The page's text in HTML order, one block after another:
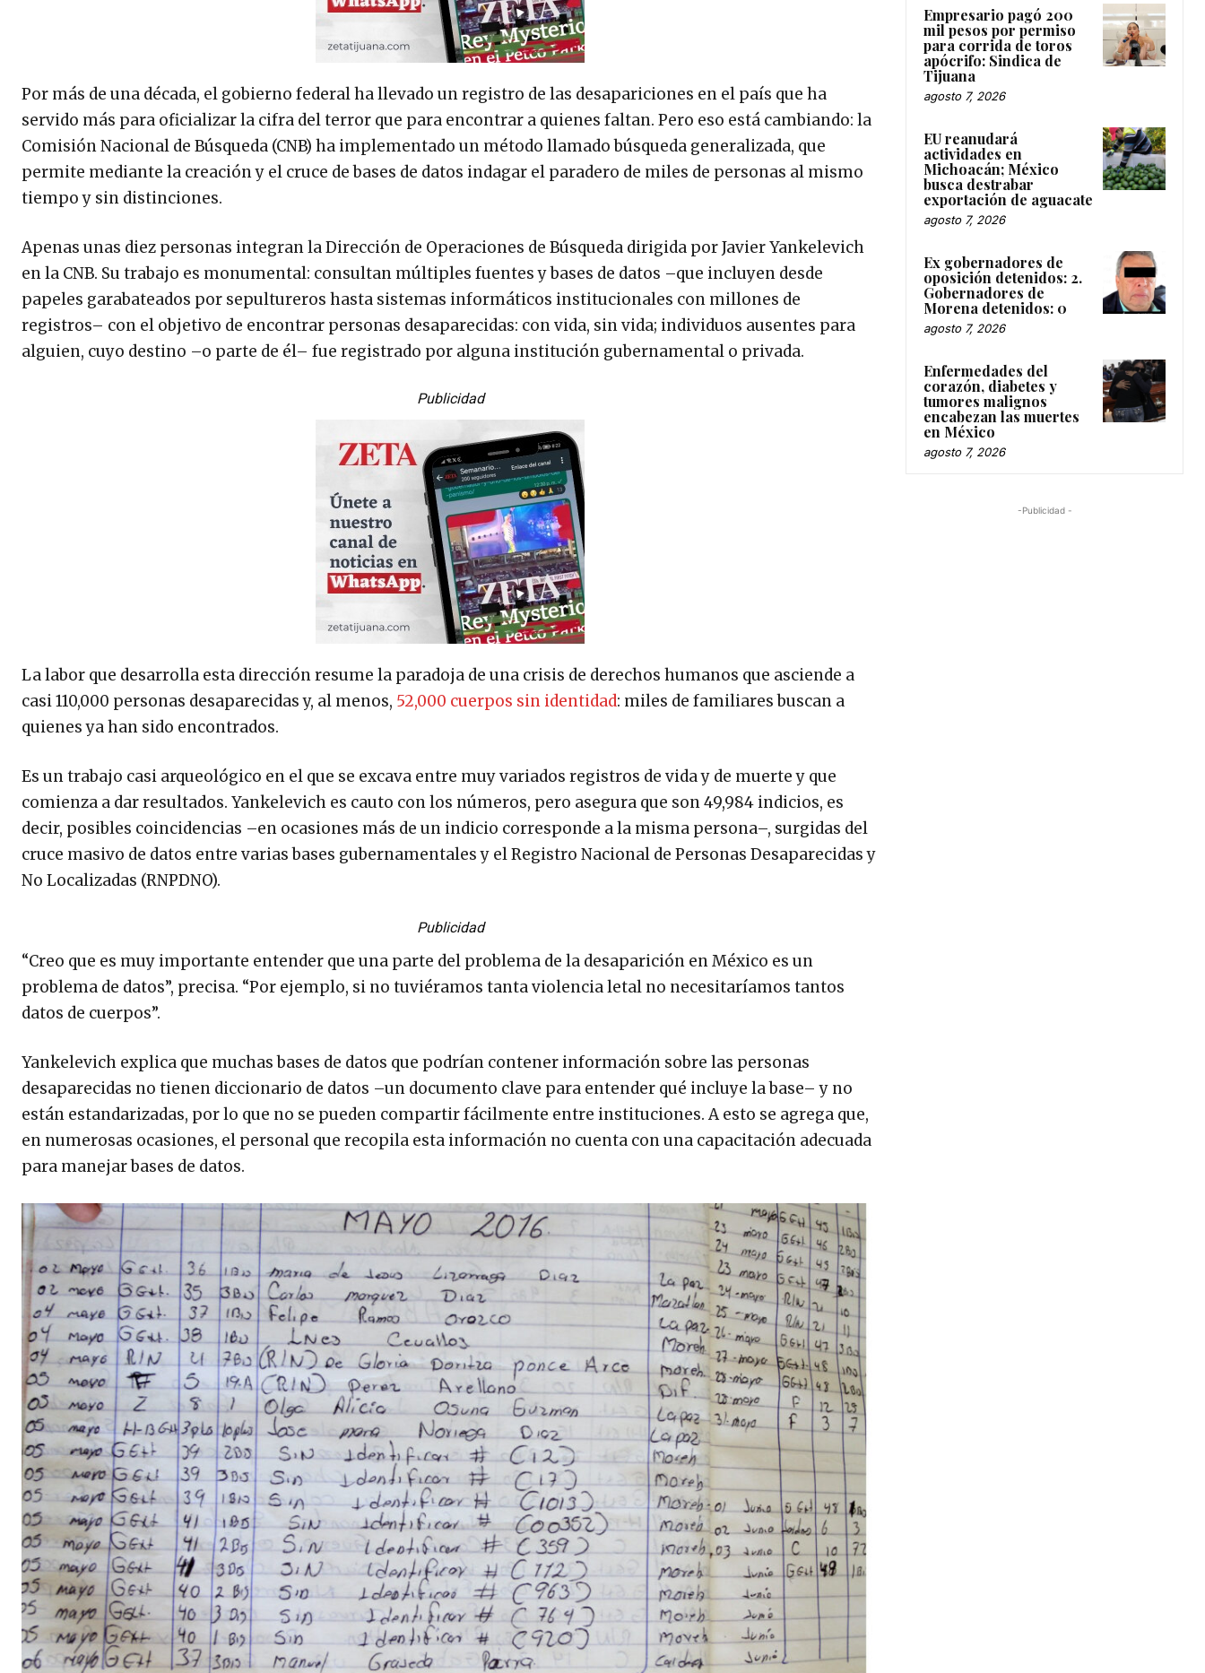
Por más de una década, el gobierno federal ha llevado un registro de las desapariciones en el país que ha
servido más para oficializar la cifra del terror que para encontrar a quienes faltan. Pero eso está cambiando: la
Comisión Nacional de Búsqueda (CNB) ha implementado un método llamado búsqueda generalizada, que
permite mediante la creación y el cruce de bases de datos indagar el paradero de miles de personas al mismo
tiempo y sin distinciones.
Apenas unas diez personas integran la Dirección de Operaciones de Búsqueda dirigida por Javier Yankelevich
en la CNB. Su trabajo es monumental: consultan múltiples fuentes y bases de datos –que incluyen desde
papeles garabateados por sepultureros hasta sistemas informáticos institucionales con millones de
registros– con el objetivo de encontrar personas desaparecidas: con vida, sin vida; individuos ausentes para
alguien, cuyo destino –o parte de él– fue registrado por alguna institución gubernamental o privada.
Publicidad
La labor que desarrolla esta dirección resume la paradoja de una crisis de derechos humanos que asciende a
casi 110,000 personas desaparecidas y, al menos, 52,000 cuerpos sin identidad: miles de familiares buscan a
quienes ya han sido encontrados.
Es un trabajo casi arqueológico en el que se excava entre muy variados registros de vida y de muerte y que
comienza a dar resultados. Yankelevich es cauto con los números, pero asegura que son 49,984 indicios, es
decir, posibles coincidencias –en ocasiones más de un indicio corresponde a la misma persona–, surgidas del
cruce masivo de datos entre varias bases gubernamentales y el Registro Nacional de Personas Desaparecidas y
No Localizadas (RNPDNO).
Publicidad
“Creo que es muy importante entender que una parte del problema de la desaparición en México es un
problema de datos”, precisa. “Por ejemplo, si no tuviéramos tanta violencia letal no necesitaríamos tantos
datos de cuerpos”.
Yankelevich explica que muchas bases de datos que podrían contener información sobre las personas
desaparecidas no tienen diccionario de datos –un documento clave para entender qué incluye la base– y no
están estandarizadas, por lo que no se pueden compartir fácilmente entre instituciones. A esto se agrega que,
en numerosas ocasiones, el personal que recopila esta información no cuenta con una capacitación adecuada
para manejar bases de datos.
Empresario pagó 200
mil pesos por permiso
para corrida de toros
apócrifo: Sindica de
Tijuana
agosto 7, 2026
EU reanudará
actividades en
Michoacán; México
busca destrabar
exportación de aguacate
agosto 7, 2026
Ex gobernadores de
oposición detenidos: 2.
Gobernadores de
Morena detenidos: 0
agosto 7, 2026
Enfermedades del
corazón, diabetes y
tumores malignos
encabezan las muertes
en México
agosto 7, 2026
-Publicidad -